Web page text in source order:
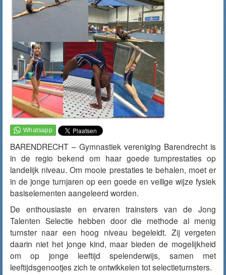
BARENDRECHT – Gymnastiek vereniging Barendrecht is
in de regio bekend om haar goede turnprestaties op
landelijk niveau. Om mooie prestaties te behalen, moet er
in de jonge turnjaren op een goede en veilige wijze fysiek
basiselementen aangeleerd worden.
De enthousiaste en ervaren trainsters van de Jong
Talenten Selectie hebben door die methode al menig
turnster naar een hoog niveau begeleidt. Zij vergeten
daarin niet het jonge kind, maar bieden de mogelijkheid
om op jonge leeftijd spelenderwijs, samen met
leeftijdsgenootjes zich te ontwikkelen tot selectieturnsters.